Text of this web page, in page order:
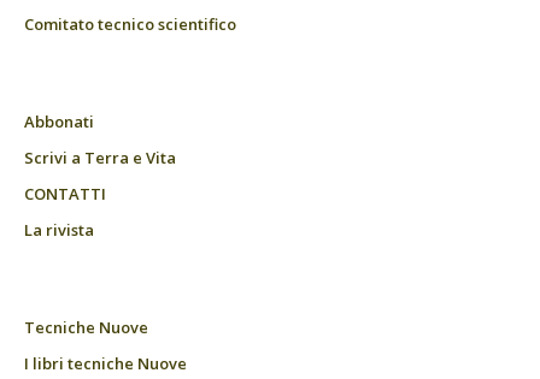
Comitato tecnico scientifico
Abbonati
Scrivi a Terra e Vita
CONTATTI
La rivista
Tecniche Nuove
I libri tecniche Nuove